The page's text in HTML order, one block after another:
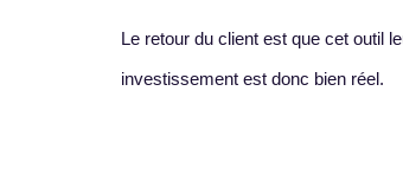
Le retour du client est que cet outil
investissement est donc bien réel.